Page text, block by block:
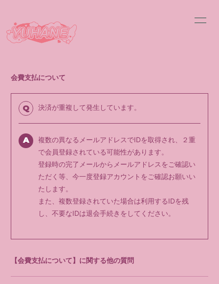
SCHEDULE
VIDEO DISCOGRAPHY
BLOG MOVIE
RADIO PHOTO
会員登録 ログイン
会費支払について
Q 決済が重複して発生しています。
A
複数の異なるメールアドレスでIDを取得され、２重
で会員登録されている可能性があります。
登録時の完了メールからメールアドレスをご確認い
ただく等、今一度登録アカウントをご確認お願いい
たします。
また、複数登録されていた場合は利用するIDを残
し、不要なIDは退会手続きをしてください。
【会費支払について】に関する他の質問